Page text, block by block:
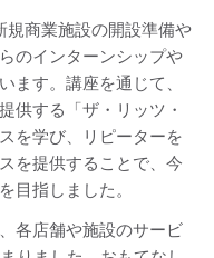
規商業施設の開設準備や
のインターンシップや
ます。講座を通じて、
供する「ザ・リッツ・
を学び、リピーターを
を提供することで、今
目指しました。
各店舗や施設のサービ